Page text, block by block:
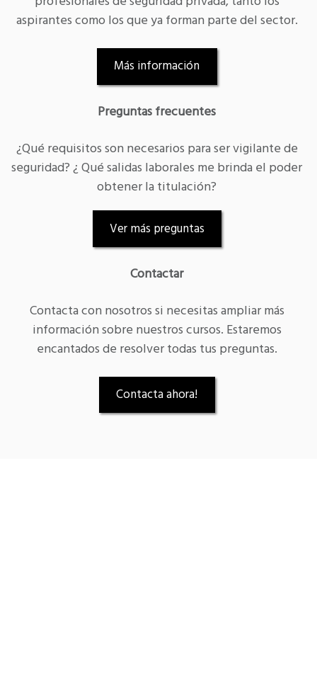
aspirantes como los que ya forman parte del sector.
Más información
Preguntas frecuentes
¿Qué requisitos son necesarios para ser vigilante de
seguridad? ¿ Qué salidas laborales me brinda el poder
obtener la titulación?
Ver más preguntas
Contactar
Contacta con nosotros si necesitas ampliar más
información sobre nuestros cursos. Estaremos
encantados de resolver todas tus preguntas.
Contacta ahora!